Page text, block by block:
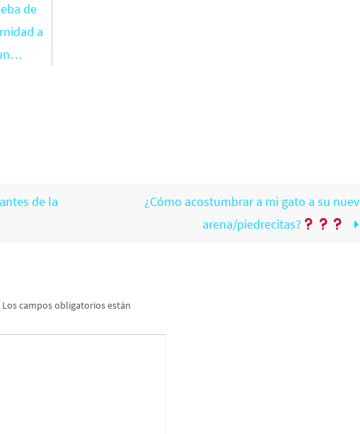
de
a
de la
¿Cómo acostumbrar a mi gato a su
arena/piedrecitas?
Los campos obligatorios están